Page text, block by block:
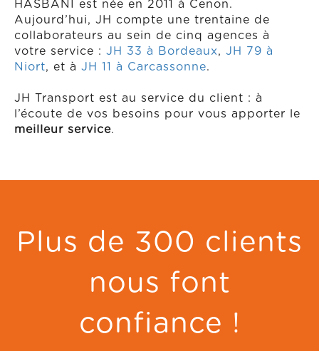
HASBANI est née en 2011 à Cenon.
Aujourd’hui, JH compte une trentaine de
collaborateurs au sein de cinq agences à
votre service : JH 33 à Bordeaux, JH 79 à
Niort, et à JH 11 à Carcassonne.
JH Transport est au service du client : à
l’écoute de vos besoins pour vous apporter le
meilleur service.
Plus de 300 clients
nous font
confiance !